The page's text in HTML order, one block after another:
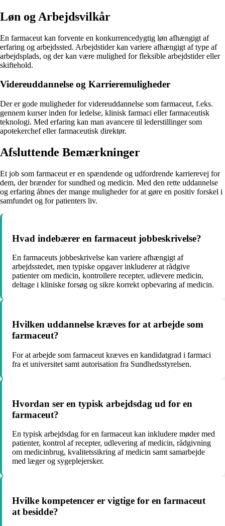
Løn og Arbejdsvilkår
En farmaceut kan forvente en konkurrencedygtig løn afhængigt af
erfaring og arbejdssted. Arbejdstider kan variere afhængigt af type af
arbejdsplads, og der kan være mulighed for fleksible arbejdstider eller
skiftehold.
Videreuddannelse og Karrieremuligheder
Der er gode muligheder for videreuddannelse som farmaceut, f.eks.
gennem kurser inden for ledelse, klinisk farmaci eller farmaceutisk
teknologi. Med erfaring kan man avancere til lederstillinger som
apotekerchef eller farmaceutisk direktør.
Afsluttende Bemærkninger
Et job som farmaceut er en spændende og udfordrende karrierevej for
dem, der brænder for sundhed og medicin. Med den rette uddannelse
og erfaring åbnes der mange muligheder for at gøre en positiv forskel i
samfundet og for patienters liv.
Hvad indebærer en farmaceut jobbeskrivelse?
En farmaceuts jobbeskrivelse kan variere afhængigt af
arbejdsstedet, men typiske opgaver inkluderer at rådgive
patienter om medicin, kontrollere recepter, udlevere medicin,
deltage i kliniske forsøg og sikre korrekt opbevaring af medicin.
Hvilken uddannelse kræves for at arbejde som
farmaceut?
For at arbejde som farmaceut kræves en kandidatgrad i farmaci
fra et universitet samt autorisation fra Sundhedsstyrelsen.
Hvordan ser en typisk arbejdsdag ud for en
farmaceut?
En typisk arbejdsdag for en farmaceut kan inkludere møder med
patienter, kontrol af recepter, udlevering af medicin, rådgivning
om medicinbrug, kvalitetssikring af medicin samt samarbejde
med læger og sygeplejersker.
Hvilke kompetencer er vigtige for en farmaceut
at besidde?